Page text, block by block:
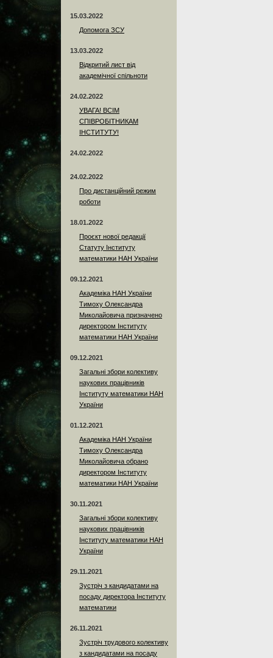
15.03.2022
Допомога ЗСУ
13.03.2022
Відкритий лист від
академічної спільноти
24.02.2022
УВАГА! ВСІМ
СПІВРОБІТНИКАМ
ІНСТИТУТУ!
24.02.2022
24.02.2022
Про дистанційний режим
роботи
18.01.2022
Проєкт нової редакції
Статуту Інституту
математики НАН України
09.12.2021
Академіка НАН України
Тимоху Олександра
Миколайовича призначено
директором Інституту
математики НАН України
09.12.2021
Загальні збори колективу
наукових працівників
Інституту математики НАН
України
01.12.2021
Академіка НАН України
Тимоху Олександра
Миколайовича обрано
директором Інституту
математики НАН України
30.11.2021
Загальні збори колективу
наукових працівників
Інституту математики НАН
України
29.11.2021
Зустріч з кандидатами на
посаду директора Інституту
математики
26.11.2021
Зустріч трудового колективу
з кандидатами на посаду